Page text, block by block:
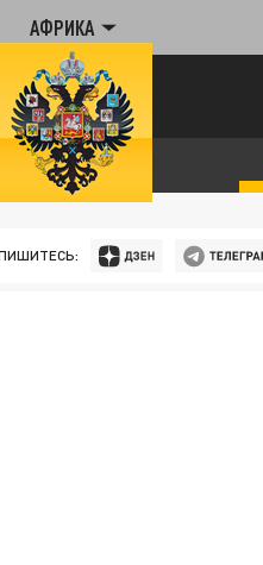
АФРИКА